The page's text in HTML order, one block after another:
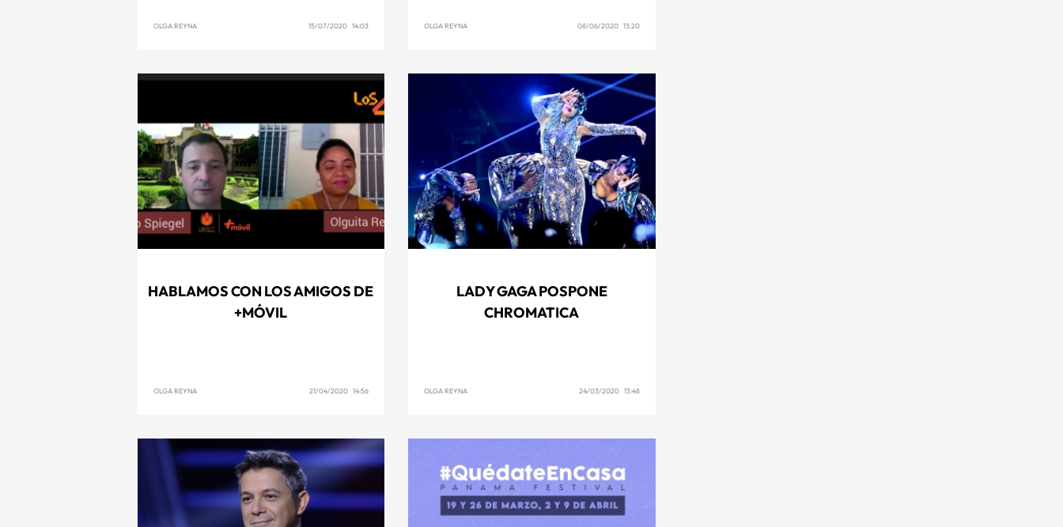
OLGA REYNA 15/07/2020 14:03 OLGA REYNA 08/06/2020 13:20
HABLAMOS CON LOS AMIGOS DE
+MÓVIL
OLGA REYNA 21/04/2020 14:56
LADY GAGA POSPONE
CHROMATICA
OLGA REYNA 24/03/2020 13:48